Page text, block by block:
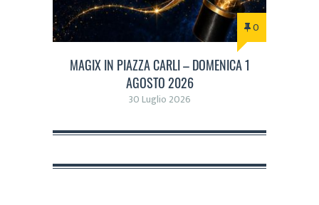
0
MAGIX IN PIAZZA CARLI – DOMENICA 1
AGOSTO 2026
30 Luglio 2026